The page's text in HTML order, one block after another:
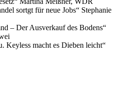
sortgt für neue Jobs“ Stephanie
– Der Ausverkauf des Bodens“
Keyless macht es Dieben leicht“